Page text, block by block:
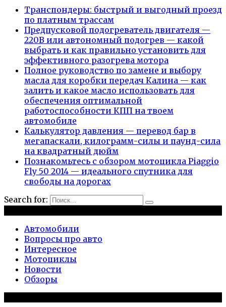
Транспондеры: быстрый и выгодный проезд
по платным трассам
Предпусковой подогреватель двигателя —
220В или автономный подогрев — какой
выбрать и как правильно установить для
эффективного разогрева мотора
Полное руководство по замене и выбору
масла для коробки передач Калина — как
залить и какое масло использовать для
обеспечения оптимальной
работоспособности КПП на твоем
автомобиле
Калькулятор давления — перевод бар в
мегапаскали, килограмм-силы и паунд-сила
на квадратный дюйм
Познакомьтесь с обзором мотоцикла Piaggio
Fly 50 2014 — идеального спутника для
свободы на дорогах
Search for:
Автомобили
Вопросы про авто
Интересное
Мотоциклы
Новости
Обзоры